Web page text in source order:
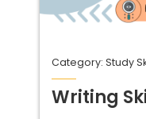
Category: Study
Writing